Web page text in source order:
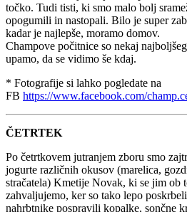
točko. Tudi tisti, ki smo malo bolj
opogumili in nastopali. Bilo je super
kadar je najlepše, moramo domov.
Champove počitnice so nekaj
upamo, da se vidimo še kdaj.
* Fotografije si lahko pogledate na
FB https://www.facebook.com/
ČETRTEK
Po četrtkovem jutranjem zboru smo
jogurte različnih okusov (marelica,
stračatela) Kmetije Novak, ki se jim ob
zahvaljujemo, ker so tako lepo
nahrbtnike pospravili kopalke, sončne